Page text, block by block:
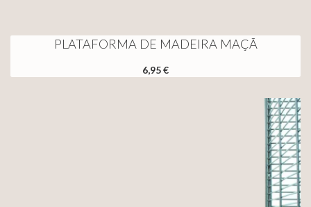
PLATAFORMA DE MADEIRA MAÇÃ
6,95 €